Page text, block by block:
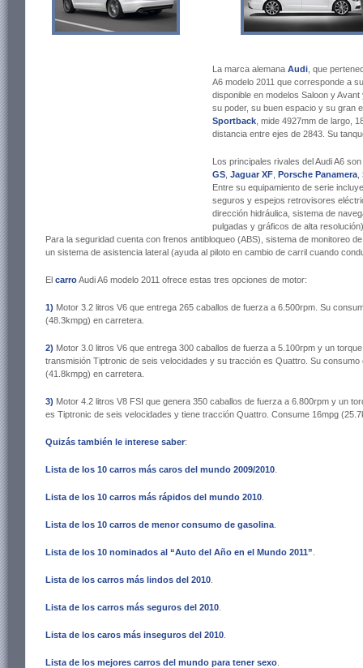
La marca alemana Audi , que
A6 modelo 2011 que corresponde a
disponible en modelos Saloon y
su poder, su buen espacio y su gran
Sportback , mide 4927mm de largo,
distancia entre ejes de 2843. Su
Los principales rivales del Audi A6
GS Jaguar XF Porsche Panamera
Entre su equipamiento de serie
seguros y espejos retrovisores
dirección hidráulica, sistema de
pulgadas y gráficos de alta
Para la seguridad cuenta con frenos antibloqueo (ABS), sistema de monitoreo
un sistema de asistencia lateral (ayuda al piloto en cambio de carril cuando
El carroAudi A6 modelo 2011 ofrece estas tres opciones de motor:
1) Motor 3.2 litros V6 que entrega 265 caballos de fuerza a 6.500rpm. Su
(48.3kmpg) en carretera.
2) Motor 3.0 litros V6 que entrega 300 caballos de fuerza a 5.100rpm y un
transmisión Tiptronic de seis velocidades y su tracción es Quattro. Su
(41.8kmpg) en carretera.
3) Motor 4.2 litros V8 FSI que genera 350 caballos de fuerza a 6.800rpm y un
es Tiptronic de seis velocidades y tiene tracción Quattro. Consume 16mpg
Quizás también le interese saber:
Lista de los 10 carros más caros del mundo 2009/2010
Lista de los 10 carros más rápidos del mundo 2010
Lista de los 10 carros de menor consumo de gasolina
Lista de los 10 nominados al “Auto del Año en el Mundo 2011”
Lista de los carros más lindos del 2010
Lista de los carros más seguros del 2010
Lista de los caros más inseguros del 2010
Lista de los mejores carros del mundo para tener sexo